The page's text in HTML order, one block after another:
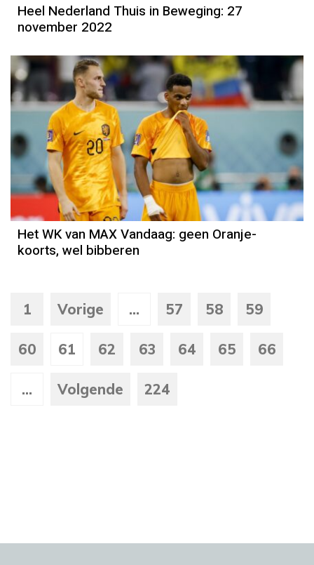
Heel Nederland Thuis in Beweging: 27
november 2022
Het WK van MAX Vandaag: geen Oranje-
koorts, wel bibberen
1 Vorige ... 57 58 59
60 61 62 63 64 65 66
... Volgende 224